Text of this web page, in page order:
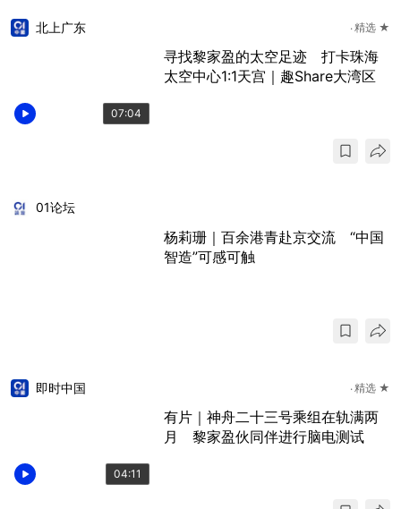
07:04
北上广东 精选 ★
寻找黎家盈的太空足迹 打卡珠海
太空中心1:1天宫｜趣Share大湾区
01论坛
杨莉珊｜百余港青赴京交流 “中国
智造”可感可触
04:11
即时中国 精选 ★
有片｜神舟二十三号乘组在轨满两
月 黎家盈伙同伴进行脑电测试